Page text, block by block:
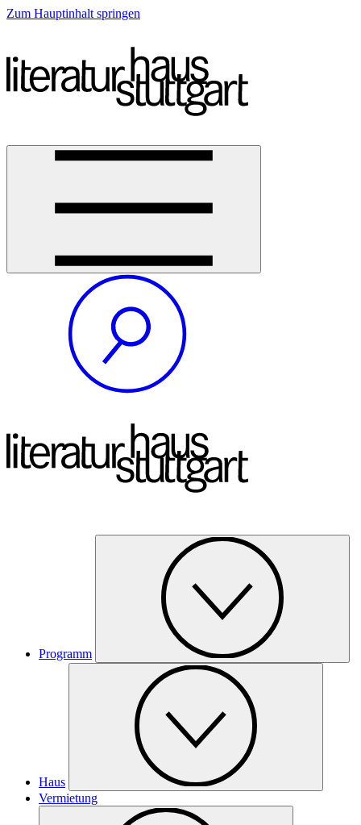
Zum Hauptinhalt springen
Programm
Haus
Vermietung